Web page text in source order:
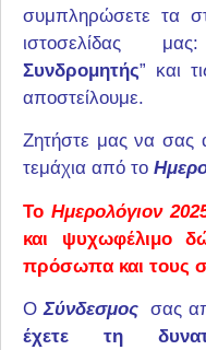
συμπληρώσετε τα
ιστοσελίδας
Συνδρομητής” και
αποστείλουμε.
Ζητήστε μας να σας
τεμάχια από το
Το Ημερολόγιον
και ψυχωφέλιμο
πρόσωπα και τους
ΟΣύνδεσμος σας
έχετε τη